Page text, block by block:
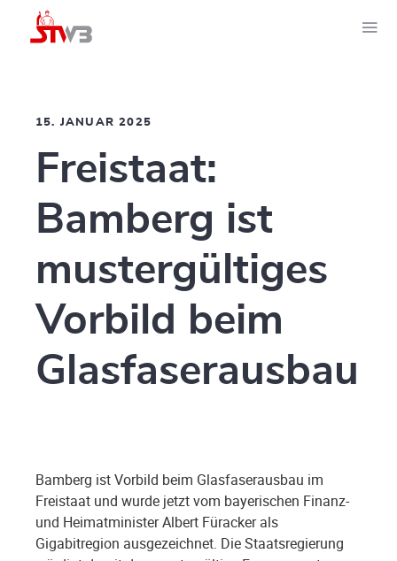
15. JANUAR 2025
Freistaat:
Bamberg ist
mustergültiges
Vorbild beim
Glasfaserausbau
Bamberg ist Vorbild beim Glasfaserausbau im
Freistaat und wurde jetzt vom bayerischen Finanz-
und Heimatminister Albert Füracker als
Gigabitregion ausgezeichnet. Die Staatsregierung